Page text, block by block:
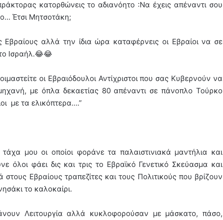
κατορθώνεις το αδιανόητο :Να έχεις απέναντι σου
Έτσι Μητσοτάκη;
αλλά την ίδια ώρα καταφέρνεις οι Εβραίοι να σε
Ισραήλ.😂😂
οι Εβραιόδουλοι Αντίχριστοι που σας Κυβερνούν να
με όπλα δεκαετίας 80 απέναντι σε πάνοπλο Τούρκο
με τα ελικόπτερα….”
μου οι οποίοι φοράνε τα παλαιστινιακά μαντήλια και
όλοι φάει δις και τρις το Εβραϊκό Γενετικό Σκεύασμα και
Εβραίους τραπεζίτες και τους Πολιτικούς που βρίζουν
το καλοκαίρι.
Λειτουργία αλλά κυκλοφορούσαν με μάσκατο, πάσο,